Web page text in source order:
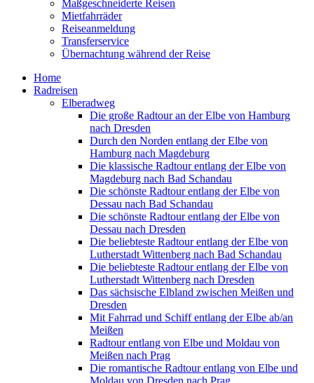
Maßgeschneiderte Reisen
Mietfahrräder
Reiseanmeldung
Transferservice
Übernachtung während der Reise
Home
Radreisen
Elberadweg
Die große Radtour an der Elbe von Hamburg
nach Dresden
Durch den Norden entlang der Elbe von
Hamburg nach Magdeburg
Die klassische Radtour entlang der Elbe von
Magdeburg nach Bad Schandau
Die schönste Radtour entlang der Elbe von
Dessau nach Bad Schandau
Die schönste Radtour entlang der Elbe von
Dessau nach Dresden
Die beliebteste Radtour entlang der Elbe von
Lutherstadt Wittenberg nach Bad Schandau
Die beliebteste Radtour entlang der Elbe von
Lutherstadt Wittenberg nach Dresden
Das sächsische Elbland zwischen Meißen und
Dresden
Mit Fahrrad und Schiff entlang der Elbe ab/an
Meißen
Radtour entlang von Elbe und Moldau von
Meißen nach Prag
Die romantische Radtour entlang von Elbe und
Moldau von Dresden nach Prag